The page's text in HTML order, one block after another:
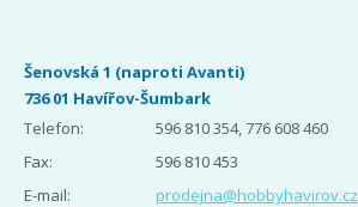
Šenovská 1 (naproti Avanti)
736 01 Havířov-Šumbark
Telefon:
596 810 354, 776 608 460
Fax:
596 810 453
E-mail:
prodejna@hobbyhavirov.cz